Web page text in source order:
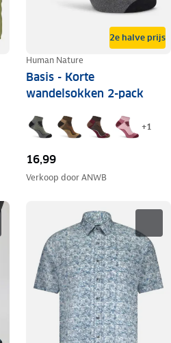
2e halve prijs
Human Nature
Basis - Korte
wandelsokken 2-pack
+1
16,99
Verkoop doorANWB